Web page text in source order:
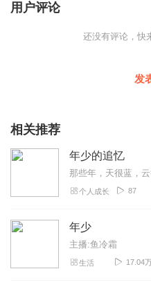
用户评论
还没有评论，快
发
相关推荐
年少的追忆
那些年，天很蓝，
个人成长 87
年少
主播:鱼冷霜
生活 17.04